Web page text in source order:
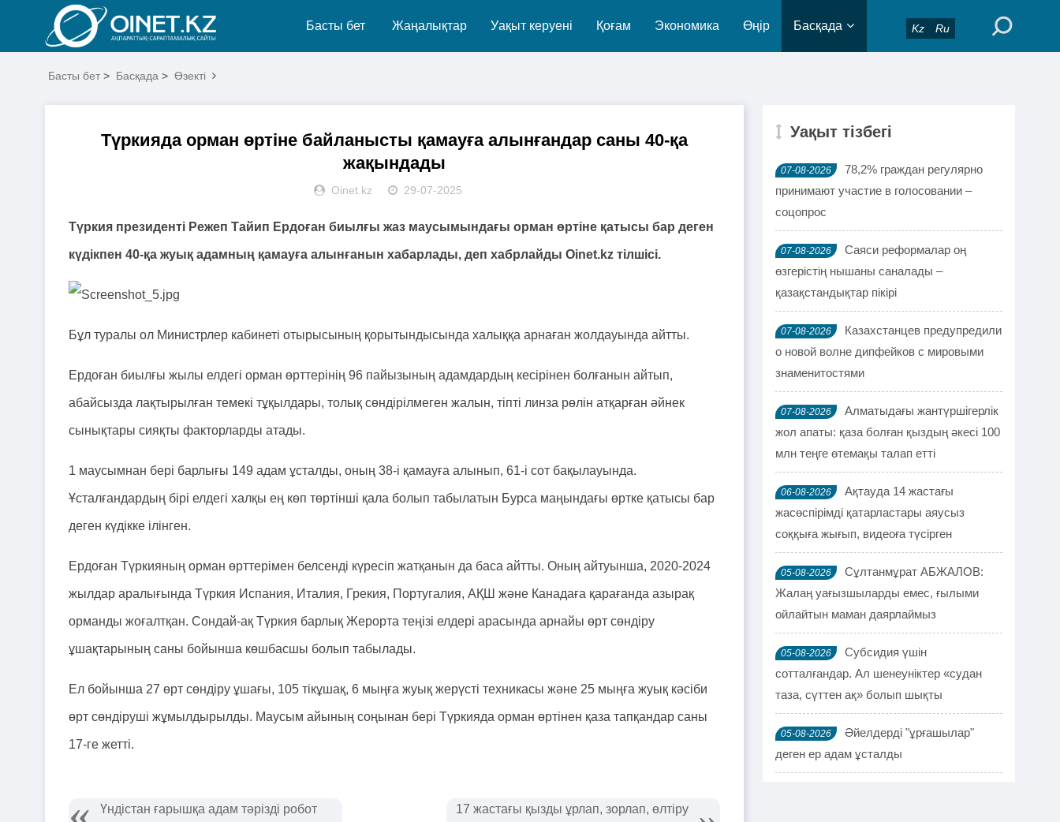
Kz Ru
Басты бет Жаңалықтар Уақыт керуені Қоғам Экономика Өңір Басқада
Басты бет > Басқада > Өзекті
Түркияда орман өртіне байланысты қамауға алынғандар саны 40-қа
жақындады
Oinet.kz 29-07-2025
Түркия президенті Режеп Тайип Ердоған биылғы жаз маусымындағы орман өртіне қатысы бар деген
күдікпен 40-қа жуық адамның қамауға алынғанын хабарлады, деп хабрлайды Oinet.kz тілшісі.
Бұл туралы ол Министрлер кабинеті отырысының қорытындысында халыққа арнаған жолдауында айтты.
Ердоған биылғы жылы елдегі орман өрттерінің 96 пайызының адамдардың кесірінен болғанын айтып,
абайсызда лақтырылған темекі тұқылдары, толық сөндірілмеген жалын, тіпті линза рөлін атқарған әйнек
сынықтары сияқты факторларды атады.
1 маусымнан бері барлығы 149 адам ұсталды, оның 38-і қамауға алынып, 61-і сот бақылауында.
Ұсталғандардың бірі елдегі халқы ең көп төртінші қала болып табылатын Бурса маңындағы өртке қатысы бар
деген күдікке ілінген.
Ердоған Түркияның орман өрттерімен белсенді күресіп жатқанын да баса айтты. Оның айтуынша, 2020-2024
жылдар аралығында Түркия Испания, Италия, Грекия, Португалия, АҚШ және Канадаға қарағанда азырақ
орманды жоғалтқан. Сондай-ақ Түркия барлық Жерорта теңізі елдері арасында арнайы өрт сөндіру
ұшақтарының саны бойынша көшбасшы болып табылады.
Ел бойынша 27 өрт сөндіру ұшағы, 105 тікұшақ, 6 мыңға жуық жерүсті техникасы және 25 мыңға жуық кәсіби
өрт сөндіруші жұмылдырылды. Маусым айының соңынан бері Түркияда орман өртінен қаза тапқандар саны
17-ге жетті.
Үндістан ғарышқа адам тәрізді робот
17 жастағы қызды ұрлап, зорлап, өлтіру
Уақыт тізбегі
07-08-2026
78,2% граждан регулярно
принимают участие в голосовании –
соцопрос
07-08-2026
Саяси реформалар оң
өзгерістің нышаны саналады –
қазақстандықтар пікірі
07-08-2026
Казахстанцев предупредили
о новой волне дипфейков с мировыми
знаменитостями
07-08-2026
Алматыдағы жантүршігерлік
жол апаты: қаза болған қыздың әкесі 100
млн теңге өтемақы талап етті
06-08-2026
Ақтауда 14 жастағы
жасөспірімді қатарластары аяусыз
соққыға жығып, видеоға түсірген
05-08-2026
Сұлтанмұрат АБЖАЛОВ:
Жалаң уағызшыларды емес, ғылыми
ойлайтын маман даярлаймыз
05-08-2026
Субсидия үшін
сотталғандар. Ал шенеуніктер «судан
таза, сүттен ақ» болып шықты
05-08-2026
Әйелдерді "ұрғашылар"
деген ер адам ұсталды